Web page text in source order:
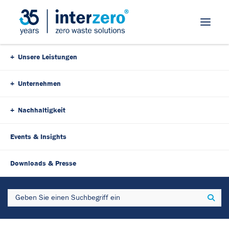
Skip Navigation
Unsere Leistungen
Unternehmen
Nachhaltigkeit
Events & Insights
Downloads & Presse
Search
Fit for Recycling: Neue
Dienstleistung zur Bewertung